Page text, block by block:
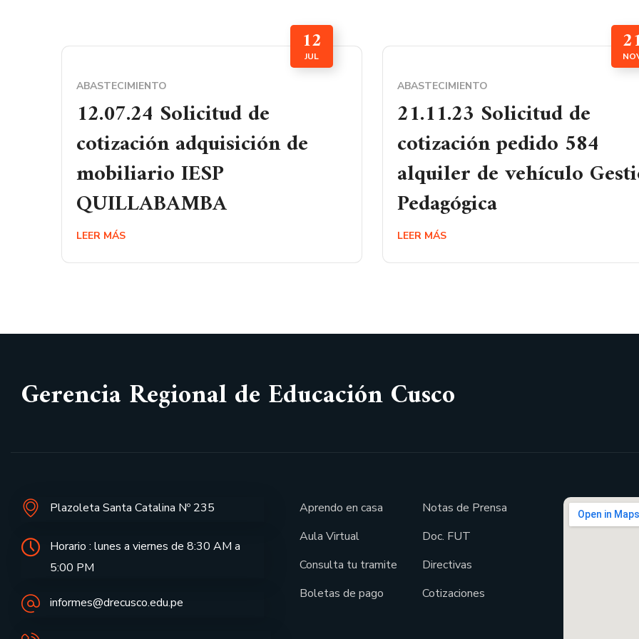
12
JUL
ABASTECIMIENTO
12.07.24 Solicitud de
cotización adquisición de
mobiliario IESP
QUILLABAMBA
LEER MÁS
ABASTECIMIENTO
21.11.23 Solicitud de
cotización pedido 584
alquiler de vehículo
Pedagógica
LEER MÁS
Gerencia Regional de Educación Cusco
Plazoleta Santa Catalina Nº 235
Horario : lunes a viernes de 8:30 AM a
5:00 PM
informes@drecusco.edu.pe
Aprendo en casa
Aula Virtual
Consulta tu tramite
Boletas de pago
Notas de Prensa
Doc. FUT
Directivas
Cotizaciones